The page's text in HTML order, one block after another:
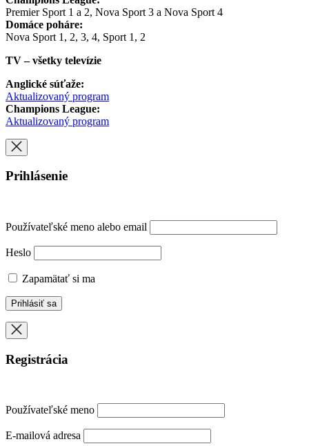
Premier Sport 1 a 2, Nova Sport 3 a Nova Sport 4
Domáce poháre:
Nova Sport 1, 2, 3, 4, Sport 1, 2
TV – všetky televízie
Anglické súťaže:
Aktualizovaný program
Champions League:
Aktualizovaný program
Prihlásenie
Používateľské meno alebo email
Heslo
Zapamätať si ma
Registrácia
Používateľské meno
E-mailová adresa